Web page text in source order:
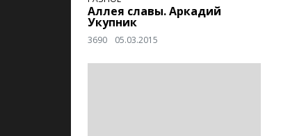
Аллея славы. Аркадий
Укупник
3690 05.03.2015